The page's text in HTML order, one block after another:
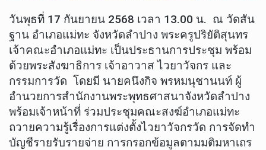
วันพุธที่ 17 กันยายน 2568 เวลา 13.00 น. ณ วัดสัน
ฐาน อำเภอแม่ทะ จังหวัดลำปาง พระครูปริยัติสุนทร
เจ้าคณะอำเภอแม่ทะ เป็นประธานการประชุม พร้อม
ด้วยพระสังฆาธิการ เจ้าอาวาส ไวยาวัจกร และ
กรรมการวัด โดยมี นายคนึงกิจ พรหมนุชานนท์ ผู้
อำนวยการสำนักงานพระพุทธศาสนาจังหวัดลำปาง
พร้อมเจ้าหน้าที่ ร่วมประชุมคณะสงฆ์อำเภอแม่ทะ
ถวายความรู้เรื่องการแต่งตั้งไวยาวัจกรวัด การจัดทำ
บัญชีรายรับรายจ่าย การกรอกข้อมูลตามมติมหาเถร